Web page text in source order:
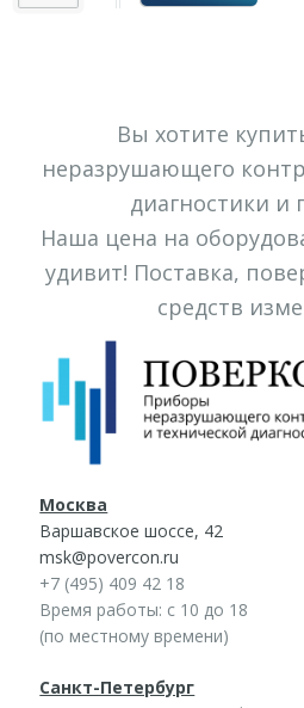
Вы хотите
неразрушающего
диагностики и
Наша цена на
удивит! Поставка,
средств
Москва
Варшавское шоссе, 42
msk@povercon.ru
+7 (495) 409 42 18
Время работы: с 10 до 18
(по местному времени)
Санкт-Петербург